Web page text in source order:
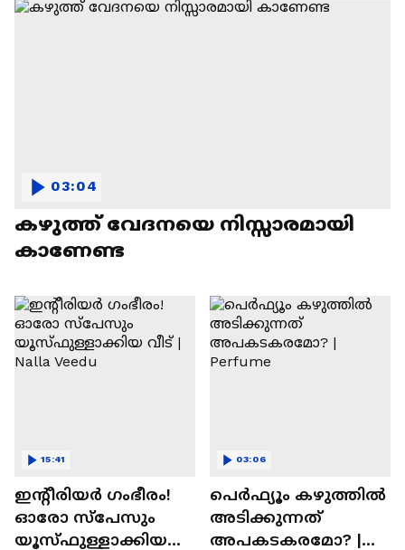
കഴുത്ത് വേദനയെ നിസ്സാരമായി
കാണേണ്ട
03:04
ഇന്റീരിയർ ഗംഭീരം!
ഓരോ സ്‌പേസും
യൂസ്ഫുള്ളാക്കിയ
15:41
പെർഫ്യൂം കഴുത്തിൽ
അടിക്കുന്നത്
അപകടകരമോ? |
03:06